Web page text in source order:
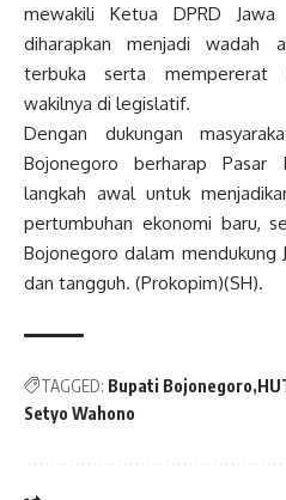
mewakili Ketua DPRD
diharapkan menjadi wadah
terbuka serta mempererat
wakilnya di legislatif.
Dengan dukungan
Bojonegoro berharap
langkah awal untuk
pertumbuhan ekonomi baru,
Bojonegoro dalam mendukung
dan tangguh. (Prokopim)(SH).
TAGGED: Bupati Bojonegoro
Setyo Wahono